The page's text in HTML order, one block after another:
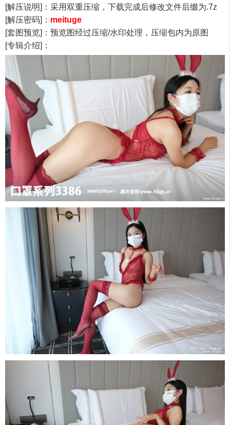
[解压说明]：采用双重压缩，下载完成后修改文件后缀为.7z
[解压密码]： meituge
[套图预览]：预览图经过压缩/水印处理，压缩包内为原图
[专辑介绍]：